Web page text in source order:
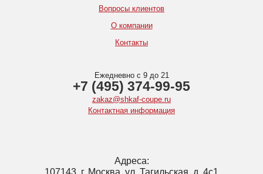
Вопросы клиентов
О компании
Контакты
Ежедневно с 9 до 21
+7 (495) 374-99-95
zakaz@shkaf-coupe.ru
Контактная информация
Адреса: